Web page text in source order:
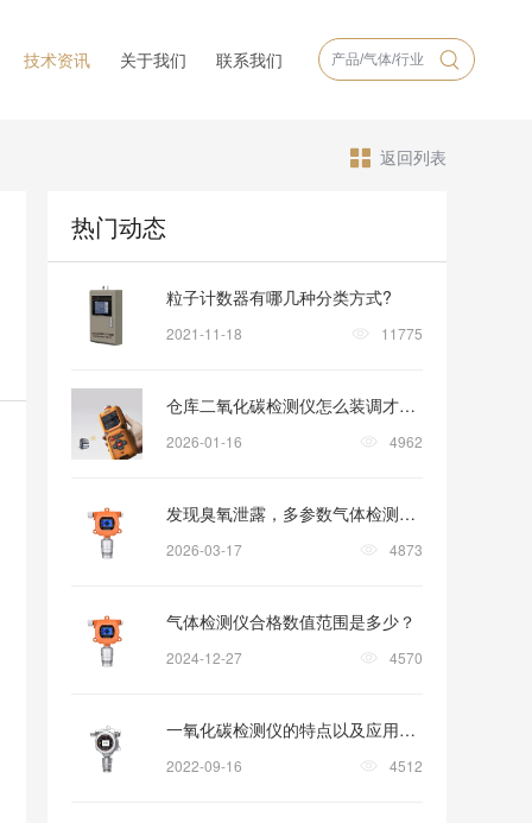
技术资讯 关于我们 联系我们
返回列表
热门动态
粒子计数器有哪几种分类方式?
2021-11-18 11775
仓库二氧化碳检测仪怎么装调才稳妥？
2026-01-16 4962
发现臭氧泄露，多参数气体检测仪怎样助力安全撤离？
2026-03-17 4873
气体检测仪合格数值范围是多少？
2024-12-27 4570
一氧化碳检测仪的特点以及应用领域
2022-09-16 4512